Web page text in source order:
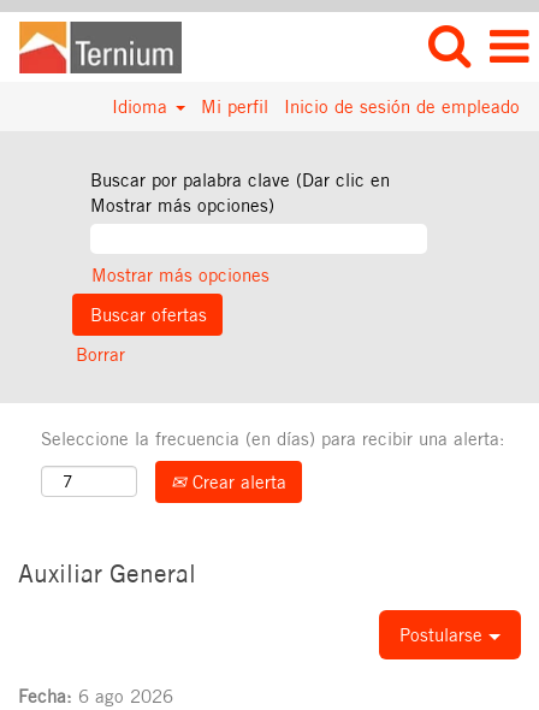
Idioma Mi perfil Inicio de sesión de empleado
Buscar por palabra clave (Dar clic en
Mostrar más opciones)
Mostrar más opciones
Borrar
Seleccione la frecuencia (en días) para recibir una alerta:
Crear alerta
Auxiliar General
Postularse
Fecha: 6 ago 2026